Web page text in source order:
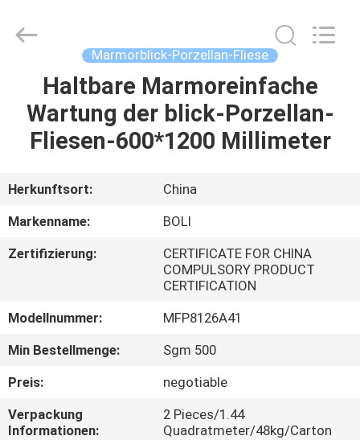
HAUSE
VIDEOS
ÜBER
WERKSBESICHTIGUNG
QUALITÄTSKONTROLLE
CERAMICS
CO.,LTD..
Marmorblick-Porzellan-Fliese
Haltbare Marmoreinfache
Wartung der blick-Porzellan-
Fliesen-600*1200 Millimeter
Herkunftsort:
China
Markenname:
BOLI
Zertifizierung:
CERTIFICATE FOR CHINA
COMPULSORY PRODUCT
CERTIFICATION
Modellnummer:
MFP8126A41
Min Bestellmenge:
Sgm 500
Preis:
negotiable
Verpackung
Informationen:
2 Pieces/1.44
Quadratmeter/48kg/Carton